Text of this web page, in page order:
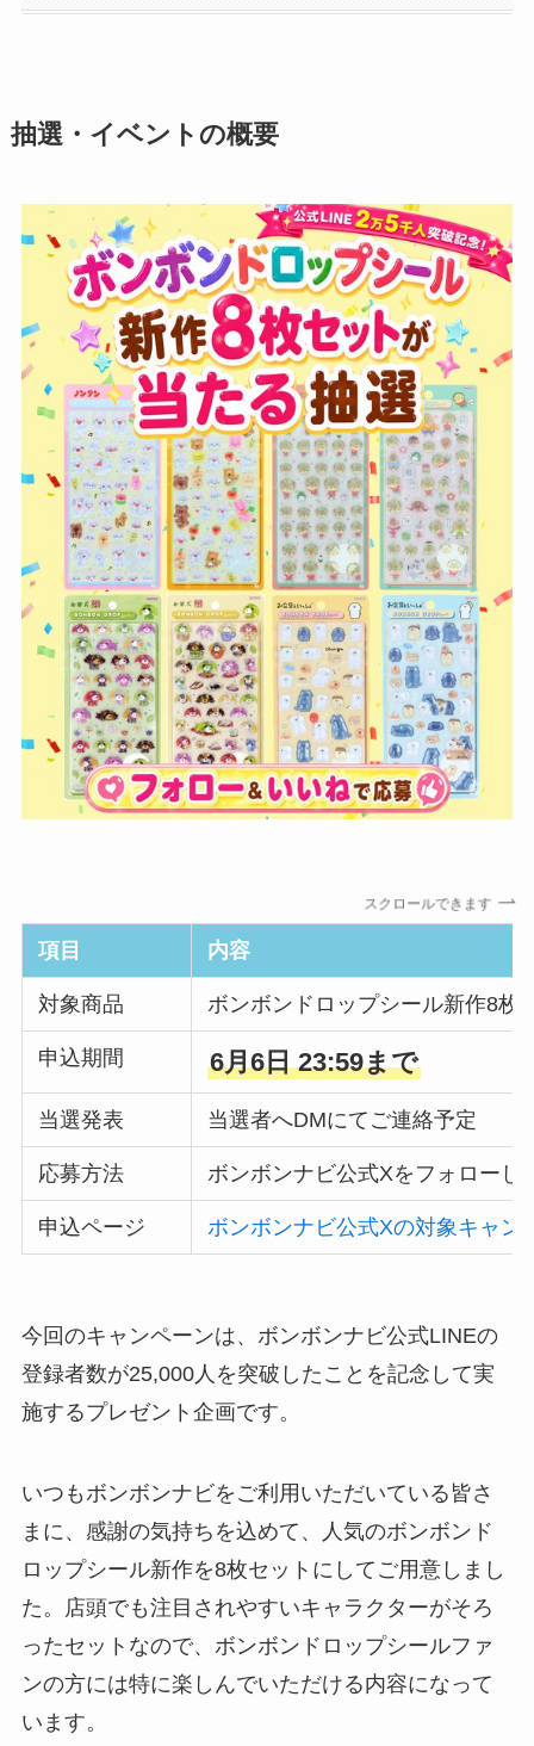
抽選・イベントの概要
スクロールできます
項目 内容
対象商品 ボンボンドロップシール新作8枚
申込期間 6月6日 23:59まで
当選発表 当選者へDMにてご連絡予定
応募方法 ボンボンナビ公式Xをフォローし
申込ページ ボンボンナビ公式Xの対象キャン
今回のキャンペーンは、ボンボンナビ公式LINEの
登録者数が25,000人を突破したことを記念して実
施するプレゼント企画です。
いつもボンボンナビをご利用いただいている皆さ
まに、感謝の気持ちを込めて、人気のボンボンド
ロップシール新作を8枚セットにしてご用意しまし
た。店頭でも注目されやすいキャラクターがそろ
ったセットなので、ボンボンドロップシールファ
ンの方には特に楽しんでいただける内容になって
います。